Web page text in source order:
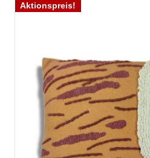
Aktionspreis!